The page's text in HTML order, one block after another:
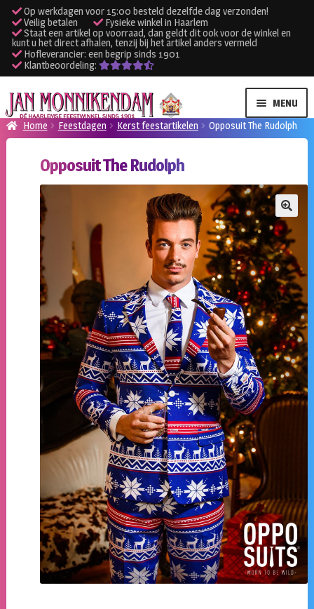
Op werkdagen voor 15:00 besteld dezelfde dag verzonden!
Veilig betalen
Fysieke winkel in Haarlem
Staat een artikel op voorraad, dan geldt dit ook voor de winkel en
kunt u het direct afhalen, tenzij bij het artikel anders vermeld
Hofleverancier: een begrip sinds 1901
Klantbeoordeling:
Ga
door
naar
Ga
naar
de
MENU
Verhuur apparatuur
Onze winkel
Klantenservice
Inloggen
Home Feestdagen Kerst feestartikelen Opposuit The Rudolph
Opposuit The Rudolph
🔍